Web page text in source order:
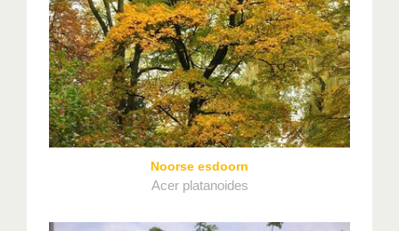
Noorse esdoorn
Acer platanoides